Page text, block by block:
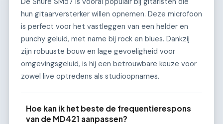
hun gitaarversterker willen opnemen. Deze microfoon
is perfect voor het vastleggen van een helder en
punchy geluid, met name bij rock en blues. Dankzij
zijn robuuste bouw en lage gevoeligheid voor
omgevingsgeluid, is hij een betrouwbare keuze voor
zowel live optredens als studioopnames.
Hoe kan ik het beste de frequentierespons
van de MD421 aanpassen?